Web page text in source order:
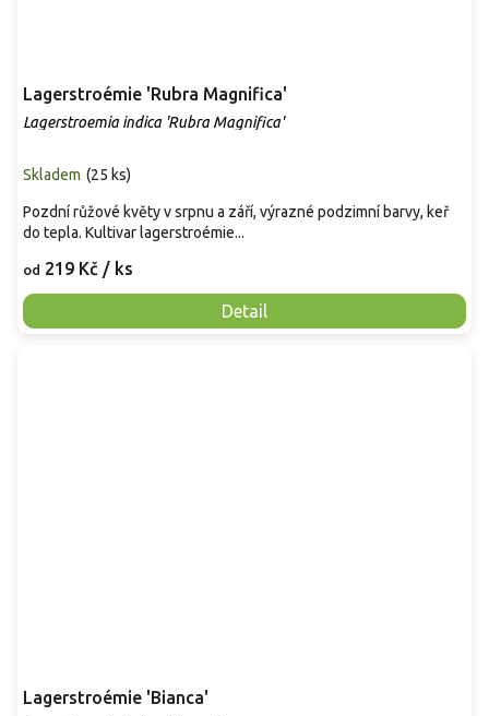
Lagerstroémie 'Rubra Magnifica'
Lagerstroemia indica 'Rubra Magnifica'
Skladem (25 ks)
od 219 Kč / ks
Detail
Pozdní růžové květy v srpnu a září, výrazné podzimní barvy, keř
do tepla. Kultivar lagerstroémie...
Lagerstroémie 'Bianca'